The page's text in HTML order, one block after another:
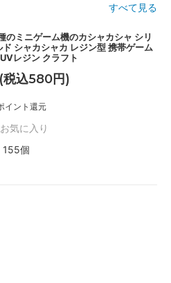
すべて見る
ミニゲーム機のカシャカシャ シリ
シャカシャカ レジン型 携帯ゲーム
レジン クラフト
込580円)
イント還元
お気に入り
155個